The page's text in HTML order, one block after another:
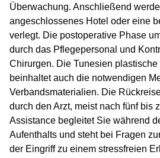
Überwachung. Anschließend
angeschlossenes Hotel oder eine
verlegt. Die postoperative Phase
durch das Pflegepersonal und
Chirurgen. Die Tunesien
beinhaltet auch die notwendigen
Verbandsmaterialien. Die
durch den Arzt, meist nach fünf bis
Assistance begleitet Sie während
Aufenthalts und steht bei Fragen
der Eingriff zu einem stressfreien